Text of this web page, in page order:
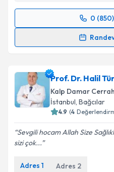
Takvim
0
Randevu Takvimi
için bir takvim
bilgilendireceğiz.
E-posta Adresiniz
Metni'ni okudum ve
Prof. Dr. Halil
Kalp Damar
İstanbul, Bağcılar
4.9 (4
Sevgili hocam Allah Size
sizi çok...
Adres 1 Adres 2